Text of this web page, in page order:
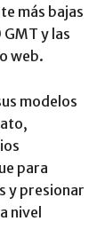
más bajas
y las
web.
modelos
para
y presionar
nivel